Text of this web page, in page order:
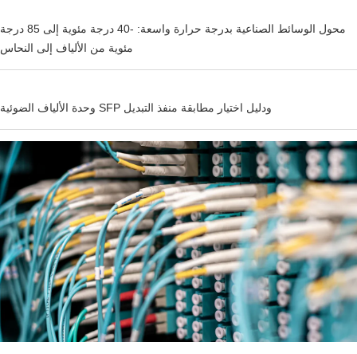
محول الوسائط الصناعية بدرجة حرارة واسعة: -40 درجة مئوية إلى 85 درجة
مئوية من الألياف إلى النحاس
وحدة الألياف الضوئية SFP ودليل اختيار مطابقة منفذ التبديل